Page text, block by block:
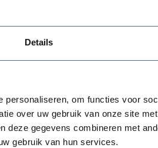
Details
om functies voor
over uw gebruik van onze site
deze gegevens combineren met
gebruik van hun services.
geven wij garantie! Wij
Juist omdat de bomen en
dat ze de juiste zorg gehad
groeigarantie. Op planten en
(deze bomen en planten
kunnen wij geen
en plagen, ondeskundig
(doorwortelbaarheid en / of